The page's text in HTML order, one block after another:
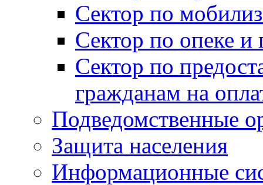
Сектор по
Сектор по опеке и
Сектор по
гражданам на
Подведомственные
Защита населения
Информационные